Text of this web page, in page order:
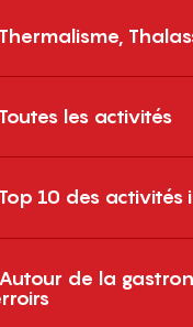
Thermalisme,
Toutes les activités
Top 10 des activités
Autour de la